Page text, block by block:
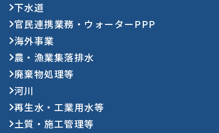
下水道
官民連携業務・ウォーターPPP
海外事業
農・漁業集落排水
廃棄物処理等
河川
再生水・工業用水等
土質・施工管理等